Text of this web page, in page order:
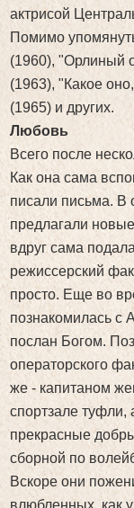
актрисой
Помимо
(1960), "Орлиный
(1963), "Какое
(1965) и других.
Любовь
Всего после
Как она сама
писали письма. В
предлагали
вдруг сама
режиссерский
просто. Еще во
познакомилась
послан Богом.
операторского
же - капитаном
спортзале
прекрасные
сборной по
Вскоре они
влюбленных, как